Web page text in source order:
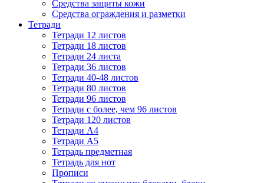
Средства защиты кожи
Средства ограждения и разметки
Тетради
Тетради 12 листов
Тетради 18 листов
Тетради 24 листа
Тетради 36 листов
Тетради 40-48 листов
Тетради 80 листов
Тетради 96 листов
Тетради с более, чем 96 листов
Тетради 120 листов
Тетради А4
Тетради А5
Тетрадь предметная
Тетрадь для нот
Прописи